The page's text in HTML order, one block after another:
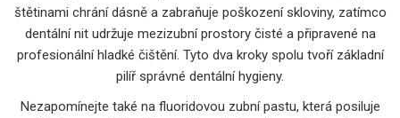
štětinami chrání dásně a zabraňuje poškození skloviny, zatímco
dentální nit udržuje mezizubní prostory čisté a připravené na
profesionální hladké čištění. Tyto dva kroky spolu tvoří základní
pilíř správné dentální hygieny.
Nezapomínejte také na fluoridovou zubní pastu, která posiluje